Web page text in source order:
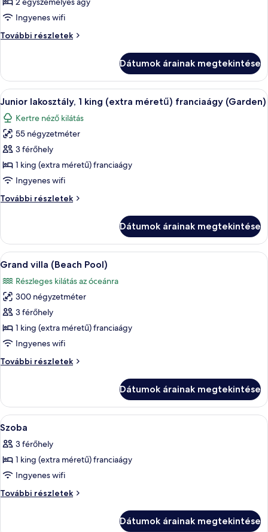
Junior
2
Ingyenes wifi
További részletek
Junior
ágy
további
részletei
Dátumok árainak megtekintése
A
következő
szoba
összes
képének
megtekintése:
Junior
1
méretű)
franciaágy
Hipoallergén ágynemű,
17
Junior lakosztály, 1 king (extra méretű) franciaágy (Garden)
Kertre néző kilátás
55 négyzetméter
3 férőhely
1 king (extra méretű) franciaágy
Ingyenes wifi
További részletek
Junior
(extra
méretű)
franciaágy
további
részletei
Dátumok árainak megtekintése
A
következő
szoba
összes
képének
megtekintése:
Grand
(Beach
Egy tágas étkező, melyben egy
12
Grand villa (Beach Pool)
Részleges kilátás az óceánra
300 négyzetméter
3 férőhely
1 king (extra méretű) franciaágy
Ingyenes wifi
További részletek
Grand
további
részletei
Dátumok árainak megtekintése
A
következő
szoba
összes
képének
megtekintése:
Egy szállodai szoba, amelyben
8
Szoba
3 férőhely
1 king (extra méretű) franciaágy
Ingyenes wifi
További részletek
Szoba
Dátumok árainak megtekintése